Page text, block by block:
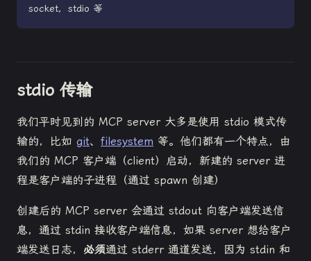
socket，stdio 等
stdio 传输
我们平时见到的 MCP server 大多是使用 stdio 模式传
输的，比如 git、 filesystem 等。他们都有一个特点，由
我们的 MCP 客户端（client）启动，新建的 server 进
程是客户端的子进程（通过 spawn 创建）
创建后的 MCP server 会通过 stdout 向客户端发送信
息，通过 stdin 接收客户端信息，如果 server 想给客户
端发送日志， 必须通过 stderr 通道发送，因为 stdin 和